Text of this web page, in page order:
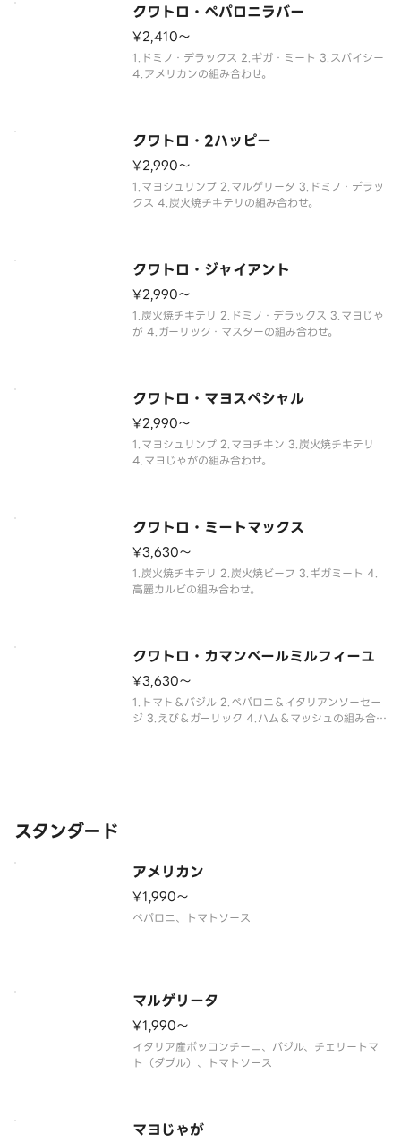
クワトロ・ペパロニラバー
¥2,410〜
1.ドミノ・デラックス 2.ギガ・ミート 3.スパイシー
4.アメリカンの組み合わせ。
クワトロ・2ハッピー
¥2,990〜
1.マヨシュリンプ 2.マルゲリータ 3.ドミノ・デラッ
クス 4.炭火焼チキテリの組み合わせ。
クワトロ・ジャイアント
¥2,990〜
1.炭火焼チキテリ 2.ドミノ・デラックス 3.マヨじゃ
が 4.ガーリック・マスターの組み合わせ。
クワトロ・マヨスペシャル
¥2,990〜
1.マヨシュリンプ 2.マヨチキン 3.炭火焼チキテリ
4.マヨじゃがの組み合わせ。
クワトロ・ミートマックス
¥3,630〜
1.炭火焼チキテリ 2.炭火焼ビーフ 3.ギガミート 4.
高麗カルビの組み合わせ。
クワトロ・カマンベールミルフィーユ
¥3,630〜
1.トマト＆バジル 2.ペパロニ＆イタリアンソーセー
ジ 3.えび＆ガーリック 4.ハム＆マッシュの組み合
スタンダード
アメリカン
¥1,990〜
ペパロニ、トマトソース
マルゲリータ
¥1,990〜
イタリア産ボッコンチーニ、バジル、チェリートマ
ト（ダブル）、トマトソース
マヨじゃが